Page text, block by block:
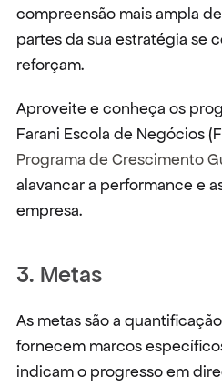
compreensão mais ampla
partes da sua estratégia se
reforçam.
Aproveite e conheça os
Programa de Crescimento
alavancar a performance e
empresa.
3. Metas
As metas são a
fornecem marcos
indicam o progresso em